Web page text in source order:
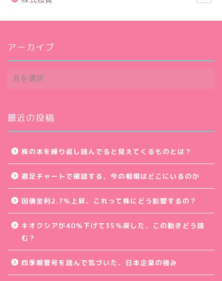
アーカイブ
ア
ー
ブ
最近の投稿
株の本を繰り返し読んでると見えてくるものとは？
週足チャートで確認する、今の相場はどこにいるのか
国債金利2.7％上昇、これって株にどう影響するの？
キオクシアが40％下げて35％戻した、この動きどう読
む？
四季報夏号を読んで気づいた、日本企業の強み